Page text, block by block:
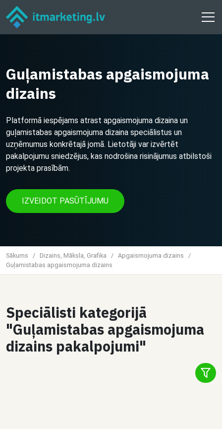
Guļamistabas apgaismojuma
dizains
Platformā iespējams atrast apgaismojuma dizaina un
guļamistabas apgaismojuma dizaina speciālistus un
uzņēmumus konkrētajā jomā. Lietotāji var izvērtēt
pakalpojumu sniedzējus, kas nodrošina risinājumus atbilstoši
projekta prasībām.
IZVEIDOT PASŪTĪJUMU
Sākums / Dizains, Māksla, Grafika / Apgaismojuma dizains
/
Guļamistabas apgaismojuma dizains
Speciālisti kategorijā
"Guļamistabas apgaismojuma
dizains pakalpojumi"